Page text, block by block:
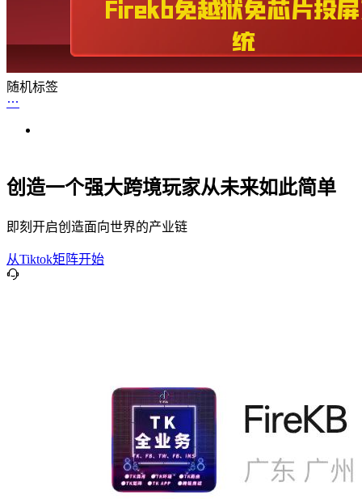
随机标签
创造一个强大跨境玩家从未来如此简单
即刻开启创造面向世界的产业链
从Tiktok矩阵开始